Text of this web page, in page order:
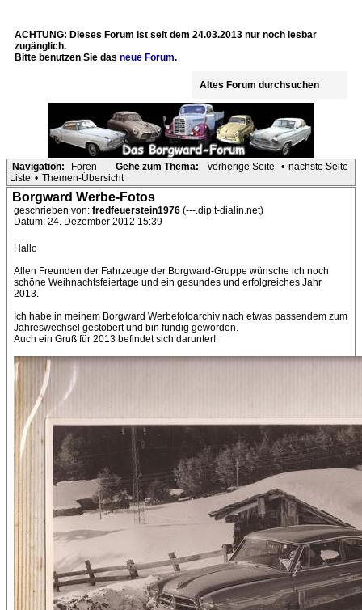
ACHTUNG: Dieses Forum ist seit dem 24.03.2013 nur noch lesbar
zugänglich.
Bitte benutzen Sie das neue Forum.
Altes Forum durchsuchen
Gehe zum Thema: vorherige Seite • nächste Seite
Navigation:
Foren
Liste • Themen-Übersicht
Borgward Werbe-Fotos
geschrieben von: fredfeuerstein1976 (---.dip.t-dialin.net)
Datum: 24. Dezember 2012 15:39
Hallo
Allen Freunden der Fahrzeuge der Borgward-Gruppe wünsche ich noch
schöne Weihnachtsfeiertage und ein gesundes und erfolgreiches Jahr
2013.
Ich habe in meinem Borgward Werbefotoarchiv nach etwas passendem zum
Jahreswechsel gestöbert und bin fündig geworden.
Auch ein Gruß für 2013 befindet sich darunter!